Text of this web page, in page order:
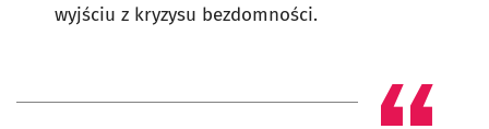
wyjściu z kryzysu bezdomności.